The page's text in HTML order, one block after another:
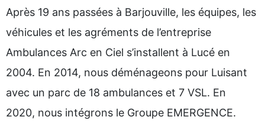
Après 19 ans passées à Barjouville, les équipes, les
véhicules et les agréments de l’entreprise
Ambulances Arc en Ciel s’installent à Lucé en
2004. En 2014, nous déménageons pour Luisant
avec un parc de 18 ambulances et 7 VSL. En
2020, nous intégrons le Groupe EMERGENCE.